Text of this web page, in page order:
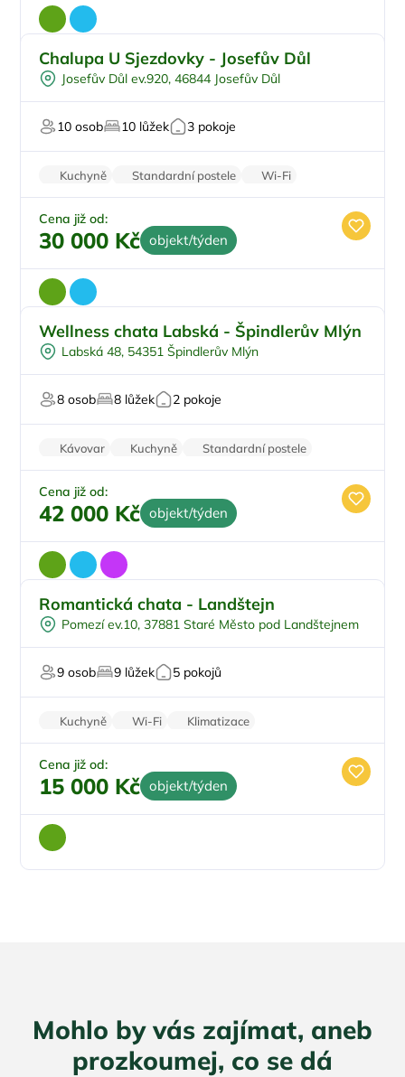
Pro cyklisty
U sjezdovky
Chalupa U Sjezdovky - Josefův Důl
Josefův Důl ev.920, 46844 Josefův Důl
10 osob 10 lůžek 3 pokoje
Kuchyně Standardní postele
Wi-Fi
Koupelna
Parkování zdarma
Cena již od:
30 000 Kč objekt/týden
Vnitřní bazén
Sauna
U lyžařského střediska
Wellness chata Labská - Špindlerův Mlýn
Labská 48, 54351 Špindlerův Mlýn
8 osob 8 lůžek 2 pokoje
Kávovar Kuchyně
Standardní postele
Wi-Fi
Pračka
Cena již od:
42 000 Kč objekt/týden
Na samotě
Pro milovníky přírody
Romantická chata - Landštejn
Pomezí ev.10, 37881 Staré Město pod Landštejnem
9 osob 9 lůžek 5 pokojů
Kuchyně Wi-Fi
Klimatizace
Zvířata povolena
Pračka
Cena již od:
15 000 Kč objekt/týden
Mohlo by vás zajímat, aneb
prozkoumej, co se dá